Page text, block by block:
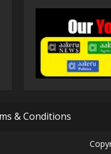
& Conditions